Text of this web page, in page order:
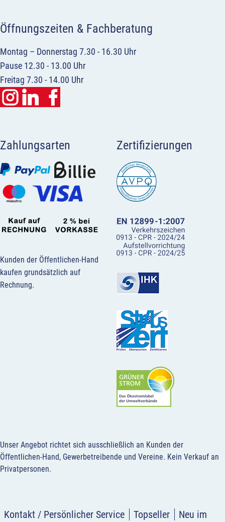
Öffnungszeiten & Fachberatung
Montag – Donnerstag 7.30 - 16.30 Uhr
Pause 12.30 - 13.00 Uhr
Freitag 7.30 - 14.00 Uhr
Zahlungsarten
Kunden der Öffentlichen-Hand
kaufen grundsätzlich auf
Rechnung.
Zertifizierungen
Unser Angebot richtet sich ausschließlich an Kunden der
Öffentlichen-Hand, Gewerbetreibende und Vereine. Kein Verkauf an
Privatpersonen.
Kontakt / Persönlicher Service Topseller Neu im